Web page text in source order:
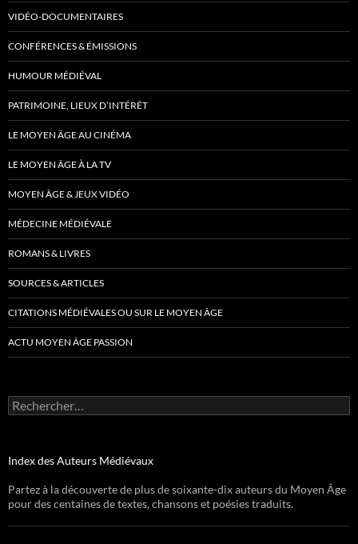
VIDÉO-DOCUMENTAIRES
CONFÉRENCES & ÉMISSIONS
HUMOUR MÉDIÉVAL
PATRIMOINE, LIEUX D’INTÉRÊT
LE MOYEN ÂGE AU CINÉMA
LE MOYEN ÂGE À LA TV
MOYEN ÂGE & JEUX VIDÉO
MÉDECINE MÉDIÉVALE
ROMANS & LIVRES
SOURCES & ARTICLES
CITATIONS MÉDIÉVALES OU SUR LE MOYEN ÂGE
ACTU MOYEN ÂGE PASSION
Rechercher :
Index des Auteurs Médiévaux
Partez à la découverte de plus de soixante-dix auteurs du Moyen Âge
pour des centaines de textes, chansons et poésies traduits.